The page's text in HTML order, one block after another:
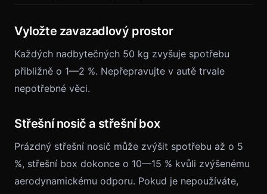
Vyložte zavazadlový prostor
Každých nadbytečných 50 kg zvyšuje spotřebu
přibližně o 1—2 %. Nepřepravujte v autě trvale
nepotřebné věci.
Střešní nosič a střešní box
Prázdný střešní nosič může zvýšit spotřebu až o 5
%, střešní box dokonce o 10—15 % kvůli zvýšenému
aerodynamickému odporu. Pokud je nepoužíváte,